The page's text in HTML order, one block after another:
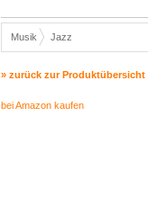
Musik Jazz
» zurück zur Produktübersicht
bei Amazon kaufen